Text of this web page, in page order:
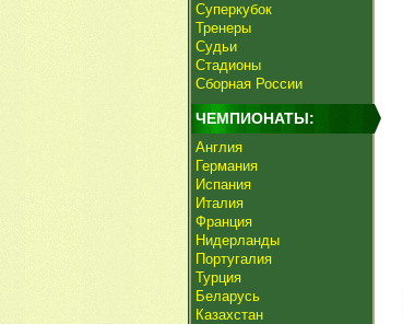
Суперкубок
Тренеры
Судьи
Стадионы
Сборная России
ЧЕМПИОНАТЫ:
Англия
Германия
Испания
Италия
Франция
Нидерланды
Португалия
Турция
Беларусь
Казахстан